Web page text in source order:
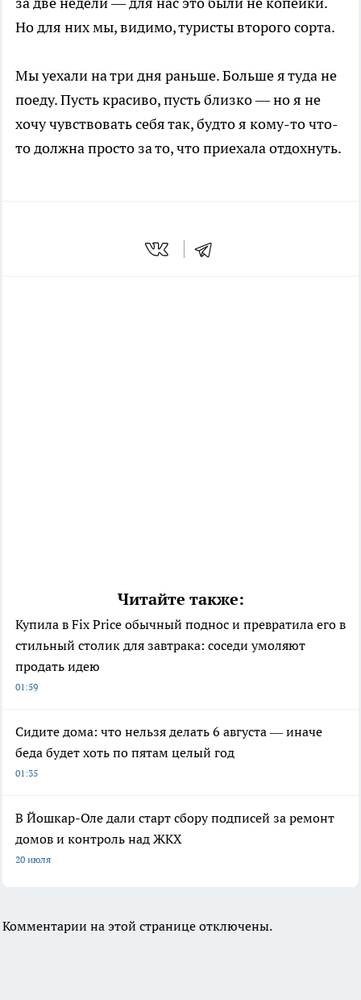
Но для них мы, видимо, туристы второго сорта.
Мы уехали на три дня раньше. Больше я туда не
поеду. Пусть красиво, пусть близко — но я не
хочу чувствовать себя так, будто я кому-то что-
то должна просто за то, что приехала отдохнуть.
Читайте также:
Купила в Fix Price обычный поднос и превратила его в
стильный столик для завтрака: соседи умоляют
продать идею
01:59
Сидите дома: что нельзя делать 6 августа — иначе
беда будет хоть по пятам целый год
01:35
В Йошкар-Оле дали старт сбору подписей за ремонт
домов и контроль над ЖКХ
20 июля
Комментарии на этой странице отключены.